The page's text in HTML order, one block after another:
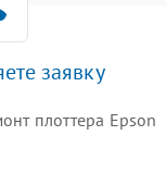
заявку
плоттера Epson